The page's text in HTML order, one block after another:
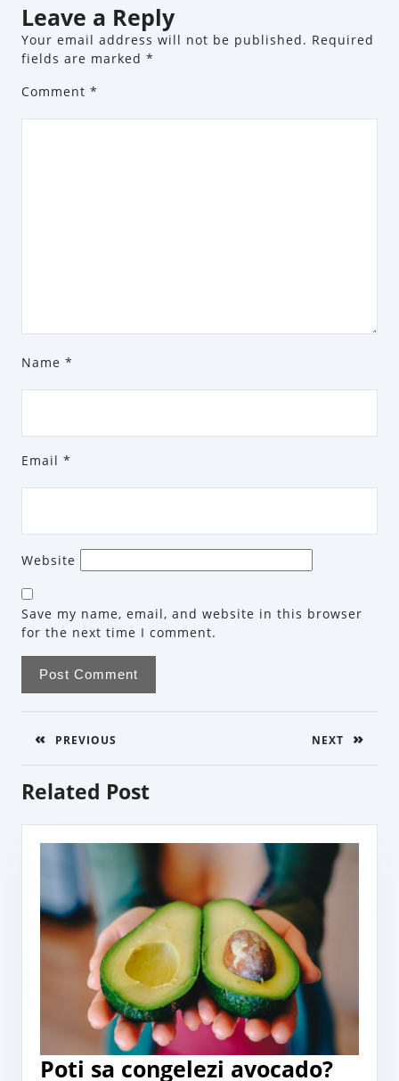
Leave a Reply
Your email address will not be published. Required
fields are marked *
Comment *
Name *
Email *
Website
Save my name, email, and website in this browser
for the next time I comment.
Post
navigation
PREVIOUS
post:
NEXT
Related Post
Poti sa congelezi avocado?Poti